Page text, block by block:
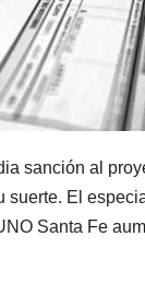
sanción al
suerte. El
Santa Fe